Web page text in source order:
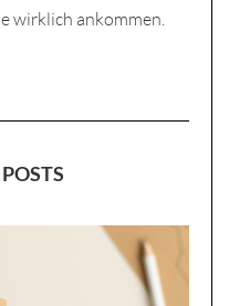
wirklich ankommen.